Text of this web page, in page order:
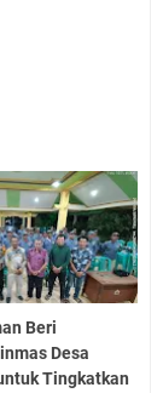
Beri
Desa
Tingkatkan